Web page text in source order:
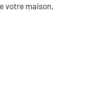
votre maison,